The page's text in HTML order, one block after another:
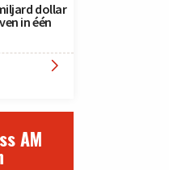
dollar
in één

AM